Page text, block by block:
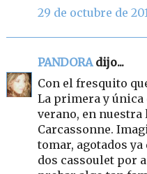
29 de octubre de
PANDORAdijo...
Con el fresquito
La primera y única
verano, en
Carcassonne.
tomar, agotados
dos cassoulet por